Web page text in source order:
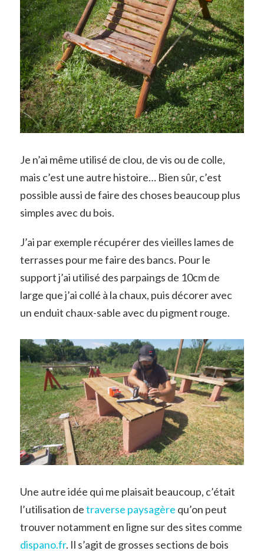
Je n’ai même utilisé de clou, de vis ou de colle,
mais c’est une autre histoire… Bien sûr, c’est
possible aussi de faire des choses beaucoup plus
simples avec du bois.
J’ai par exemple récupérer des vieilles lames de
terrasses pour me faire des bancs. Pour le
support j’ai utilisé des parpaings de 10cm de
large que j’ai collé à la chaux, puis décorer avec
un enduit chaux-sable avec du pigment rouge.
Une autre idée qui me plaisait beaucoup, c’était
l’utilisation detraverse paysagère qu’on peut
trouver notamment en ligne sur des sites comme
dispano.fr. Il s’agit de grosses sections de bois